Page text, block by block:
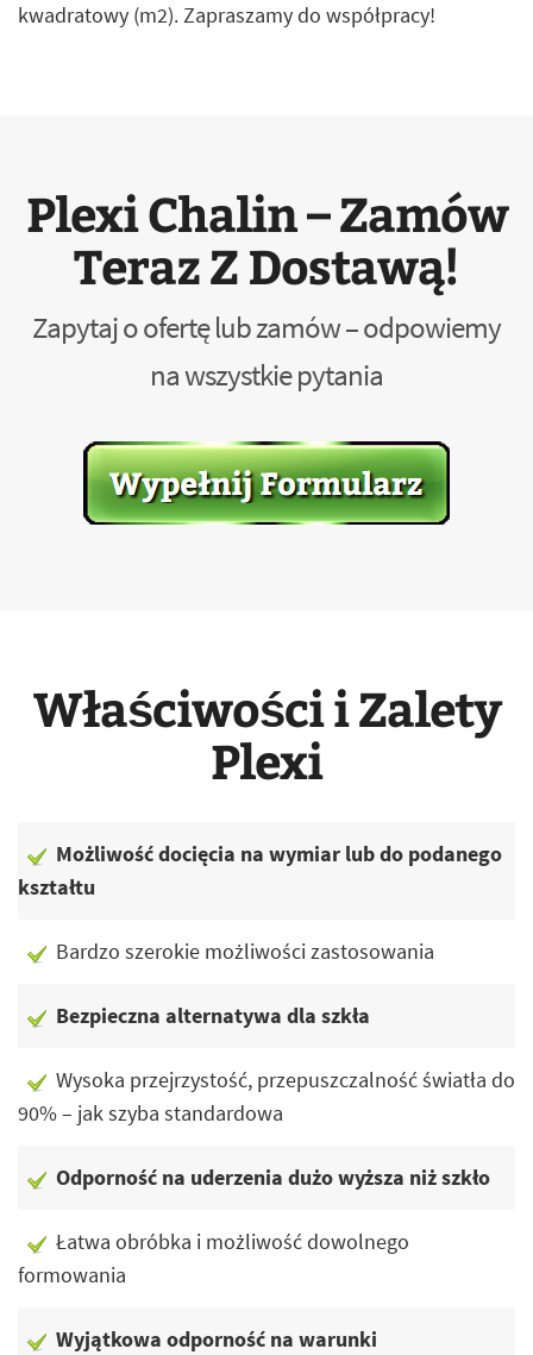
kwadratowy (m2). Zapraszamy do współpracy!
Plexi Chalin – Zamów
Teraz Z Dostawą!
Zapytaj o ofertę lub zamów – odpowiemy
na wszystkie pytania
Właściwości i Zalety
Plexi
Możliwość docięcia na wymiar lub do podanego
kształtu
Bardzo szerokie możliwości zastosowania
Bezpieczna alternatywa dla szkła
Wysoka przejrzystość, przepuszczalność światła do
90% – jak szyba standardowa
Odporność na uderzenia dużo wyższa niż szkło
Łatwa obróbka i możliwość dowolnego
formowania
Wyjątkowa odporność na warunki